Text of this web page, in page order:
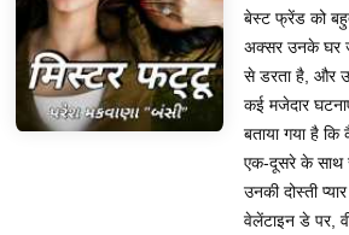
बेस्ट फ्रेंड को
अक्सर उनके घर
से डरता है, और
कई मजेदार
बताया गया है
एक-दूसरे के साथ
उनकी दोस्ती
वेलेंटाइन डे पर,